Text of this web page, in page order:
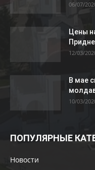
06/07/
Цены
12/03/
В мае
10/03/
ПОПУЛЯРНЫЕ
Новости